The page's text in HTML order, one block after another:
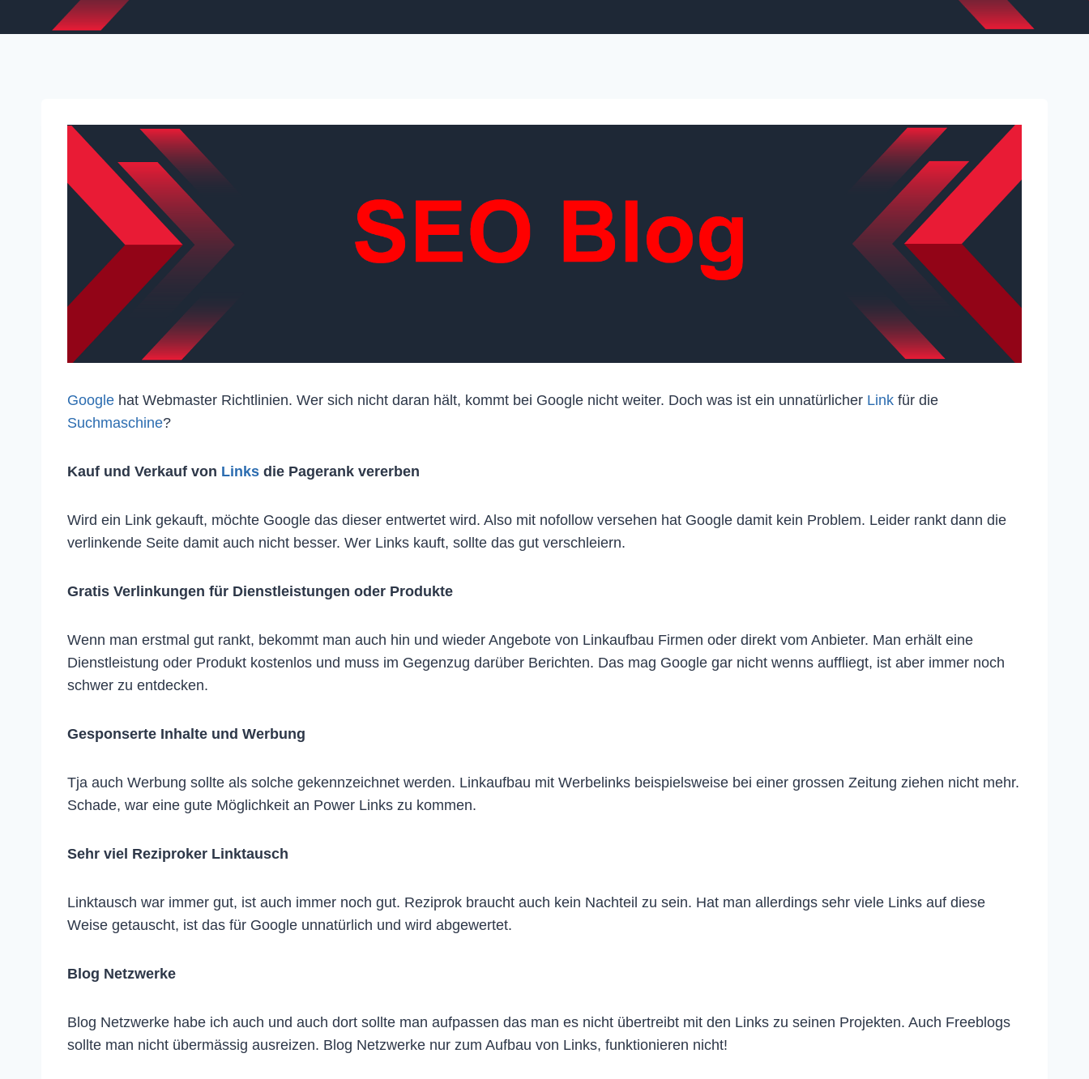
Google hat Webmaster Richtlinien. Wer sich nicht daran hält, kommt bei Google nicht weiter. Doch was ist ein unnatürlicher Link für die
Suchmaschine?
Kauf und Verkauf von Links die Pagerank vererben
Wird ein Link gekauft, möchte Google das dieser entwertet wird. Also mit nofollow versehen hat Google damit kein Problem. Leider rankt dann die
verlinkende Seite damit auch nicht besser. Wer Links kauft, sollte das gut verschleiern.
Gratis Verlinkungen für Dienstleistungen oder Produkte
Wenn man erstmal gut rankt, bekommt man auch hin und wieder Angebote von Linkaufbau Firmen oder direkt vom Anbieter. Man erhält eine
Dienstleistung oder Produkt kostenlos und muss im Gegenzug darüber Berichten. Das mag Google gar nicht wenns auffliegt, ist aber immer noch
schwer zu entdecken.
Gesponserte Inhalte und Werbung
Tja auch Werbung sollte als solche gekennzeichnet werden. Linkaufbau mit Werbelinks beispielsweise bei einer grossen Zeitung ziehen nicht mehr.
Schade, war eine gute Möglichkeit an Power Links zu kommen.
Sehr viel Reziproker Linktausch
Linktausch war immer gut, ist auch immer noch gut. Reziprok braucht auch kein Nachteil zu sein. Hat man allerdings sehr viele Links auf diese
Weise getauscht, ist das für Google unnatürlich und wird abgewertet.
Blog Netzwerke
Blog Netzwerke habe ich auch und auch dort sollte man aufpassen das man es nicht übertreibt mit den Links zu seinen Projekten. Auch Freeblogs
sollte man nicht übermässig ausreizen. Blog Netzwerke nur zum Aufbau von Links, funktionieren nicht!